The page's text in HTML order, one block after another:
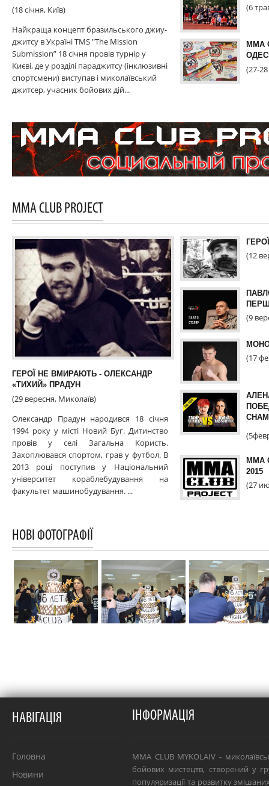
(18 січня, Київ)
Найкраща концепт бразильського джиу-
джитсу в Україні TMS "The Mission
Submission” 18 січня провів турнір у
Києві, де у розділі параджитсу (інклюзивні
спортсмени) виступав і миколаївський
джитсер, учасник бойових дій...
(6
MMA
(27-
MMA CLUB PROJECT
ГЕРОЇ НЕ ВМИРАЮТЬ - ОЛЕКСАНДР
«ТИХИЙ» ПРАДУН
(29 вересня, Миколаїв)
Олександр Прадун народився 18 січня
1994 року у місті Новий Буг. Дитинство
провів у селі Загальна Користь.
Захоплювався спортом, грав у футбол. В
2013 році поступив у Національний
університет кораблебудування на
факультет машинобудування. ...
(12
(9
(17
2015
(27
НОВІ ФОТОГРАФІЇ
НАВІГАЦІЯ
Головна
Новини
ІНФОРМАЦІЯ
MMA CLUB MYKOLAIV -
бойових мистецтв, створений у
популяризації та розвитку